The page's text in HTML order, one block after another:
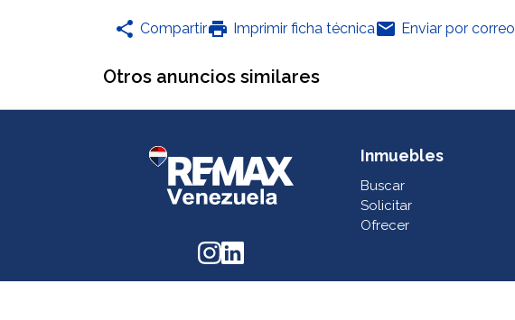
share Compartirprint Imprimir ficha técnicaemail Enviar por correo
Otros anuncios similares
Inmuebles
Buscar
Solicitar
Ofrecer